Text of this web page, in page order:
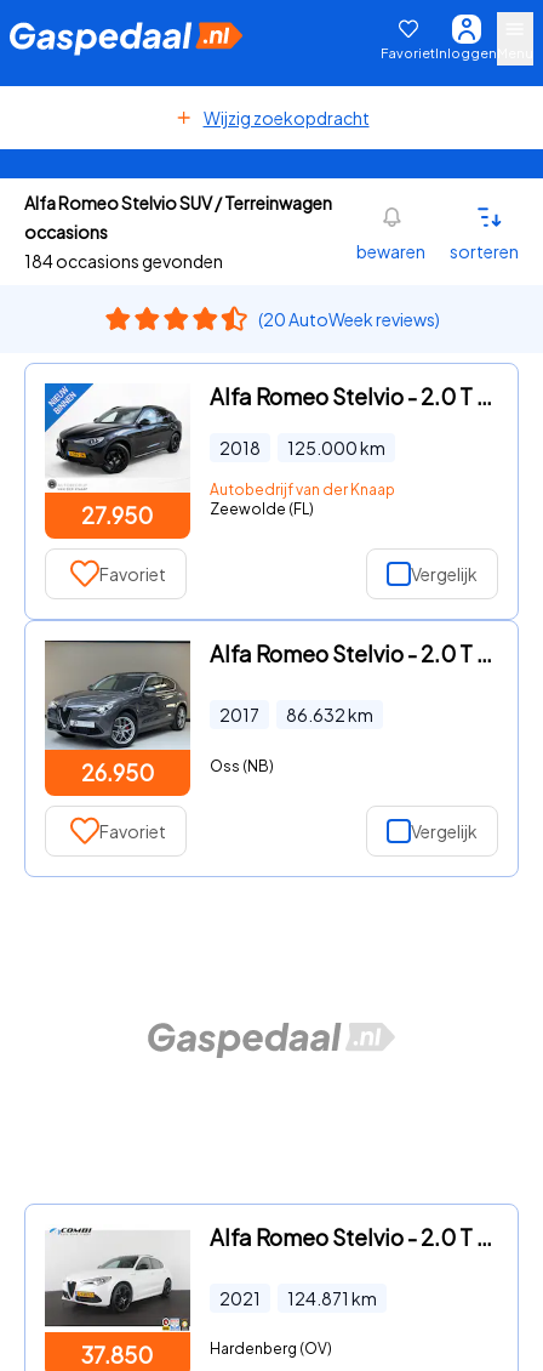
FavorietInloggen
Wijzig zoekopdracht
Alfa Romeo Stelvio SUV / Terreinwagen
occasions
184 occasions gevonden
bewaren sorteren
(20 AutoWeek reviews)
27.950
Alfa Romeo Stelvio - 2.0 T AWD Super
2018 125.000km
Autobedrijf van der Knaap
Zeewolde (FL)
Favoriet Vergelijk
26.950
Alfa Romeo Stelvio - 2.0 T AWD Super, 280Pk, 2017, 2de eigenaar, Panoramadak, Vol
2017 86.632km
Oss (NB)
Favoriet Vergelijk
37.850
Alfa Romeo Stelvio - 2.0 T AWD Veloce > 280pk/Akrapovic/Pano.schuif/21Inch Turism
2021 124.871 km
Hardenberg (OV)